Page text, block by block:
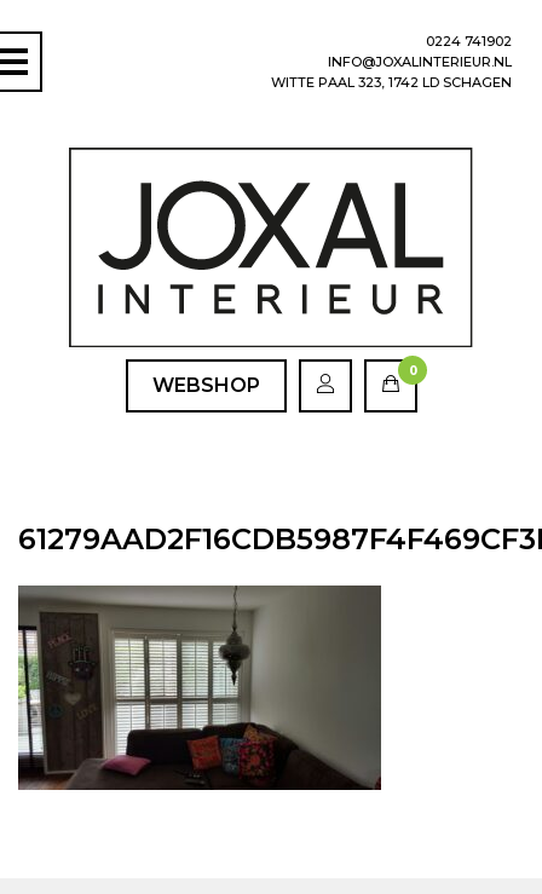
0224 741902
INFO@JOXALINTERIEUR.NL
WITTE PAAL 323, 1742 LD SCHAGEN
WEBSHOP
0